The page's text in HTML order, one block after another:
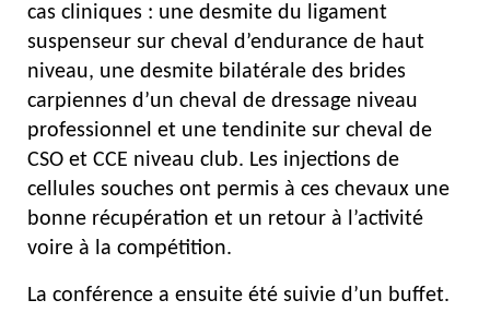
cas cliniques : une desmite du ligament
suspenseur sur cheval d’endurance de haut
niveau, une desmite bilatérale des brides
carpiennes d’un cheval de dressage niveau
professionnel et une tendinite sur cheval de
CSO et CCE niveau club. Les injections de
cellules souches ont permis à ces chevaux une
bonne récupération et un retour à l’activité
voire à la compétition.
La conférence a ensuite été suivie d’un buffet.